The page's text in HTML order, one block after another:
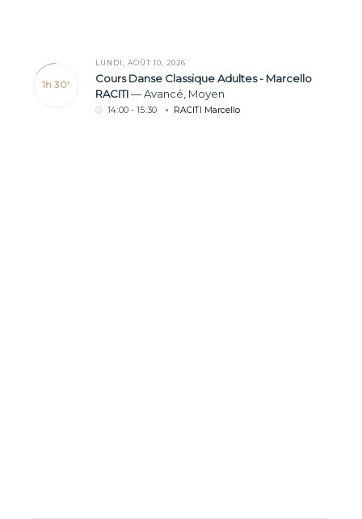
1h 30'
LUNDI, AOÛT 10, 2026
Cours Danse Classique Adultes - Marcello
RACITI—Avancé Moyen
14:00 - 15:30 RACITI Marcello